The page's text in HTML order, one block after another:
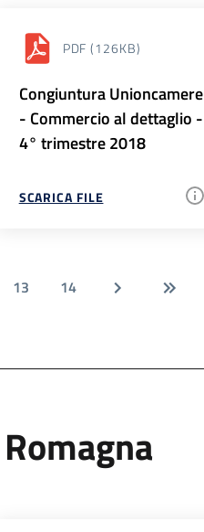
PDF (126KB)
Congiuntura Unioncamere
- Commercio al dettaglio -
4° trimestre 2018
SCARICA FILE
13 14